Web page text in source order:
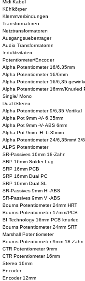
Midi Kabel
Kühlkörper
Klemmverbindungen
Transformatoren
Netztransformatoren
Ausgangsuebertrager
Audio Transformatoren
Induktivitäten
Potentiometer/Encoder
Alpha Potentiometer 16/6,35mm
Alpha Potentiometer 16/6mm
Alpha Potentiometer 16/6,35
Alpha Potentiometer 16mm/Knurled
Single/ Mono
Dual /Stereo
Alpha Potentiometer 9/6,35 Vertikal
Alpha Pot 9mm -V- 6.35mm
Alpha Pot 9mm -V- ABS 6mm
Alpha Pot 9mm -H- 6.35mm
Alpha Potentiometer 24/6,35mm/ 3/
ALPS Potentiometer
SR-Passives 16mm 18-Zahn
SRP 16mm Solder Lug
SRP 16mm PCB
SRP 16mm Dual PC
SRP 16mm Dual SL
SR-Passives 9mm H -ABS
SR-Passives 9mm V -ABS
Bourns Potentiometer 24mm HRT
Bourns Potentiometer 17mm/PCB
BI Technology 16mm PCB knurled
Bourns Potentiometer 24mm SRT
Marshall Potentiometer
Bourns Potentiometer 9mm 18-Zahn
CTR Potentiometer 9mm
CTR Potentiometer 16mm
Stereo 16mm
Encoder
Encoder 12mm